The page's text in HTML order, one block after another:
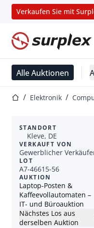
Verkaufen Sie mit
Startseite
Alle Auktionen
StartseiteElektronik
STANDORT
Kleve, DE
VERKAUFT VON
Gewerblicher
LOT
A7-46615-56
AUKTION
Laptop-Posten &
Kaffeevollautomaten –
IT- und Büroauktion
Nächstes Los aus
derselben Auktion